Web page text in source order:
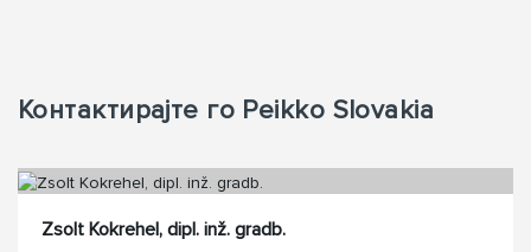
Контактирајте го Peikko Slovakia
Zsolt Kokrehel, dipl. inž. gradb.